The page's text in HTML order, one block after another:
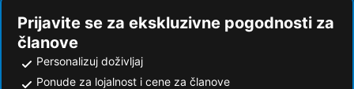
Prijavite se za ekskluzivne pogodnosti za
članove
Personalizuj doživljaj
Ponude za lojalnost i cene za članove